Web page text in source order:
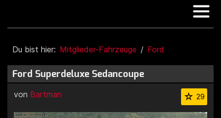
Du bist hier: Mitglieder-Fahrzeuge Ford
Ford Superdeluxe Sedancoupe
29
von Bartman